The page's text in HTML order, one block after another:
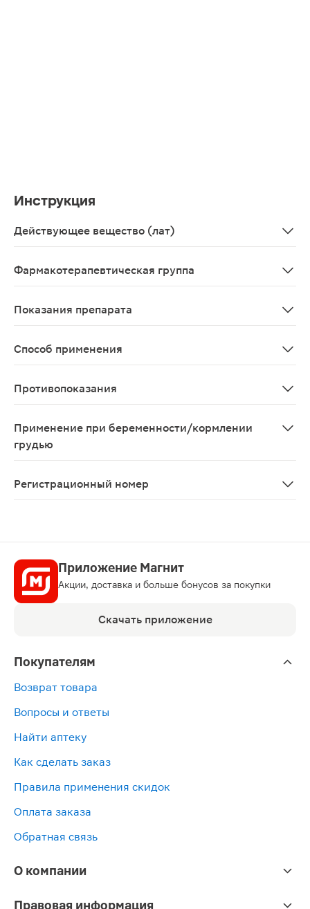
Инструкция
Действующее вещество (лат)
Фармакотерапевтическая группа
Показания препарата
Способ применения
Противопоказания
Применение при беременности/кормлении
грудью
Регистрационный номер
Приложение Магнит
Акции, доставка и больше бонусов за покупки
Скачать приложение
Покупателям
Возврат товара
Вопросы и ответы
Найти аптеку
Как сделать заказ
Правила применения скидок
Оплата заказа
Обратная связь
О компании
Правовая информация